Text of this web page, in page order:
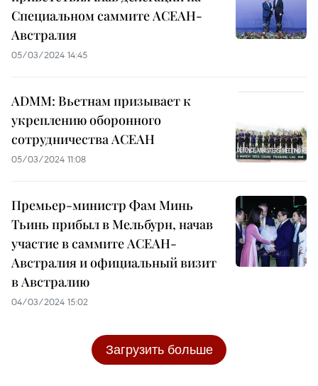
Специальном саммите АСЕАН-
Австралия
05/03/2024 14:45
ADMM: Вьетнам призывает к
укреплению оборонного
сотрудничества АСЕАН
05/03/2024 11:08
Премьер-министр Фам Минь
Тьинь прибыл в Мельбурн, начав
участие в саммите АСЕАН-
Австралия и официальный визит
в Австралию
04/03/2024 15:02
Загрузить больше